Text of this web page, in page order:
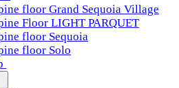
floor Grand Sequoia Village
Floor LIGHT PARQUET
floor Sequoia
floor Solo